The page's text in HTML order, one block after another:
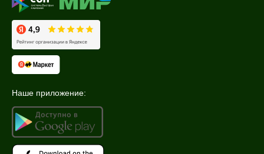
DMAE
Аргирелин
Витамин C
Время применения
Ежедневный
Наше приложение: